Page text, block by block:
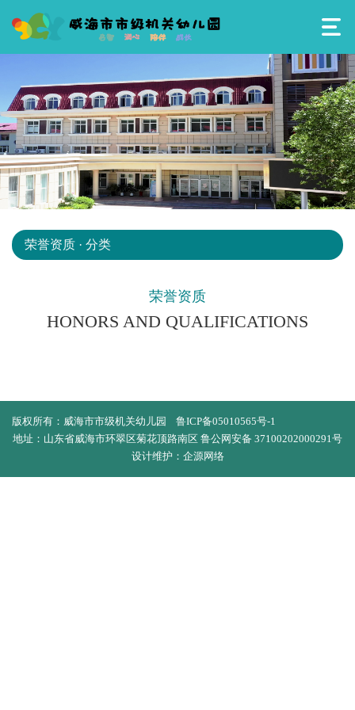
荣誉资质 · 分类
荣誉资质
HONORS AND QUALIFICATIONS
版权所有：‍威海市市级机关幼儿园 鲁ICP备05010565号-1
地址：山东省威海市环翠区菊花顶路南区 鲁公网安备 37100202000291号
设计维护：企源网络